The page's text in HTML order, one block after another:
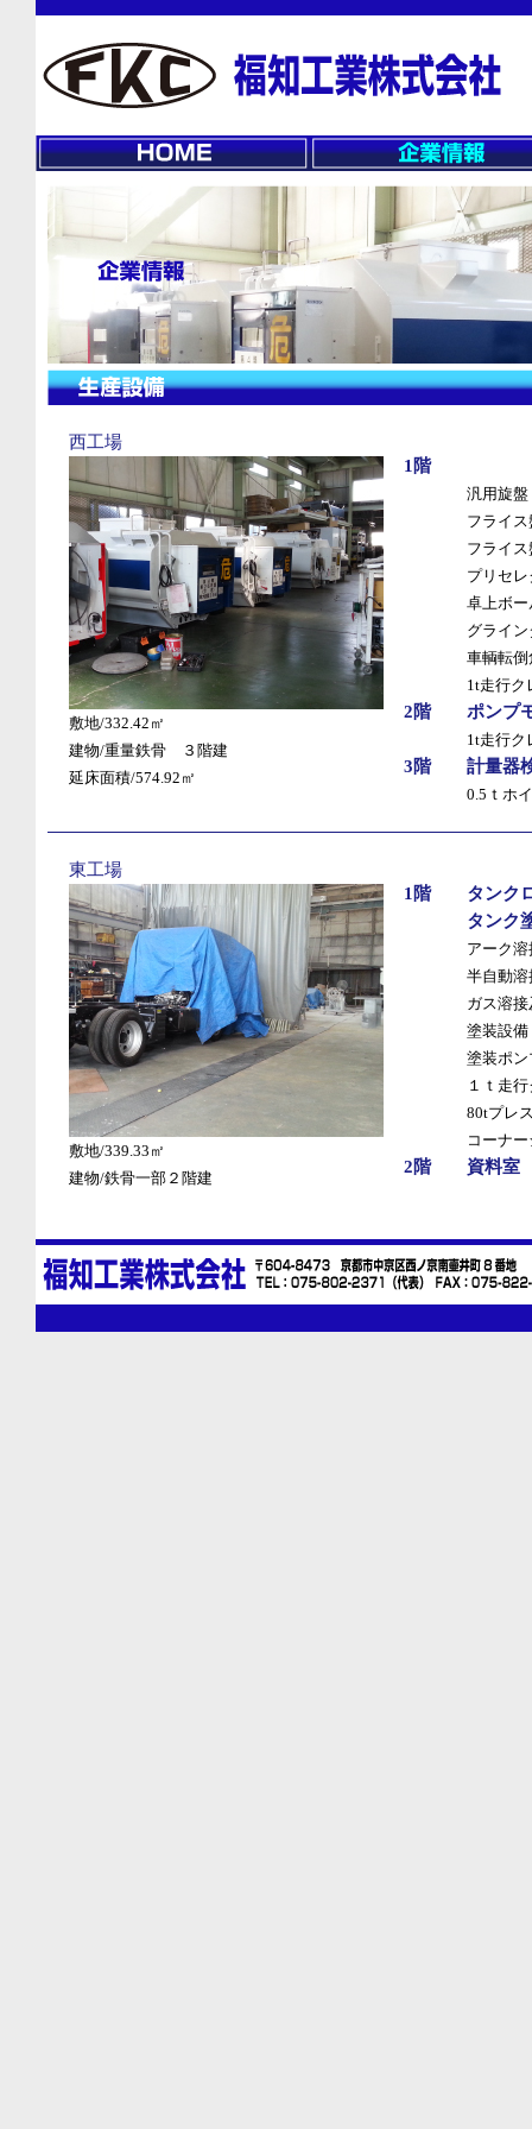
西工場
敷地/332.42㎡
建物/重量鉄骨 ３階建
延床面積/574.92㎡
1階
汎用旋
フライ
フライ
プリセ
卓上ボー
グライン
車輌転
1t走行ク
2階 ポンプ
1t走行ク
3階 計量器
0.5ｔホ
東工場
敷地/339.33㎡
建物/鉄骨一部２階建
1階
タンク
タンク
アーク溶
半自動溶
ガス溶
塗装設備
塗装ポン
１ｔ走
80tプレ
コーナ
2階 資料室